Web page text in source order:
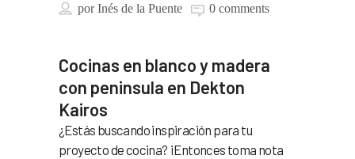
porInés de la Puente 0 comments
Cocinas en blanco y madera
con peninsula en Dekton
Kairos
¿Estás buscando inspiración para tu
proyecto de cocina? ¡Entonces toma nota